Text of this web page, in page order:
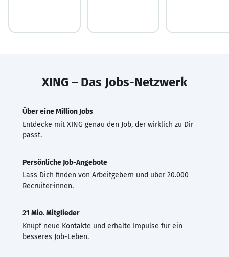
XING – Das Jobs-Netzwerk
Über eine Million Jobs
Entdecke mit XING genau den Job, der wirklich zu Dir
passt.
Persönliche Job-Angebote
Lass Dich finden von Arbeitgebern und über 20.000
Recruiter·innen.
21 Mio. Mitglieder
Knüpf neue Kontakte und erhalte Impulse für ein
besseres Job-Leben.